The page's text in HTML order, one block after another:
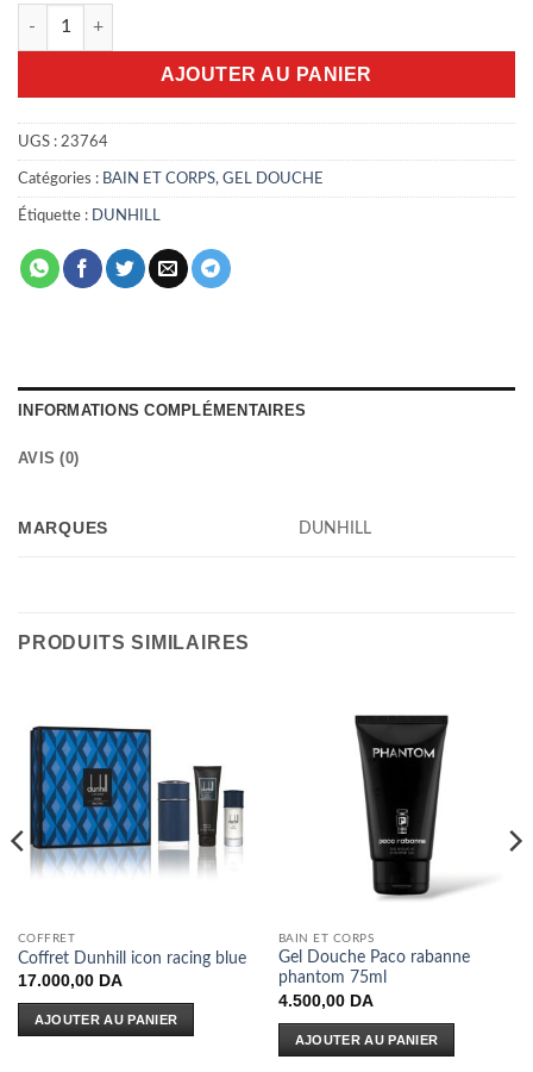
quantité de Gel Douche Dunhill Desire extrême 90ml
AJOUTER AU PANIER
UGS : 23764
Catégories : BAIN ET CORPS, GEL DOUCHE
Étiquette : DUNHILL
INFORMATIONS COMPLÉMENTAIRES
AVIS (0)
MARQUES DUNHILL
PRODUITS SIMILAIRES
COFFRET
Coffret Dunhill icon racing blue
17.000,00 DA
AJOUTER AU PANIER
BAIN ET CORPS
Gel Douche Paco rabanne
phantom 75ml
4.500,00 DA
AJOUTER AU PANIER